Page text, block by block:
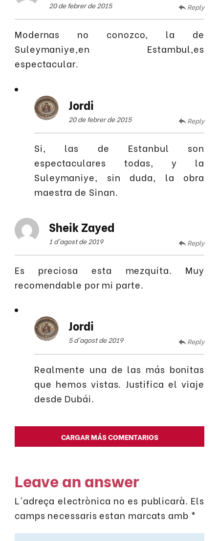
20 de febrer de 2015 Reply
Modernas no conozco, la de
Suleymaniye,en Estambul,es
espectacular.
Jordi
20 de febrer de 2015 Reply
Si, las de Estanbul son
espectaculares todas, y la
Suleymaniye, sin duda, la obra
maestra de Sinan.
Sheik Zayed
1 d'agost de 2019 Reply
Es preciosa esta mezquita. Muy
recomendable por mi parte.
Jordi
5 d'agost de 2019 Reply
Realmente una de las más bonitas
que hemos vistas. Justifica el viaje
desde Dubái.
CARGAR MÁS COMENTARIOS
Leave an answer
L'adreça electrònica no es publicarà. Els
camps necessaris estan marcats amb *